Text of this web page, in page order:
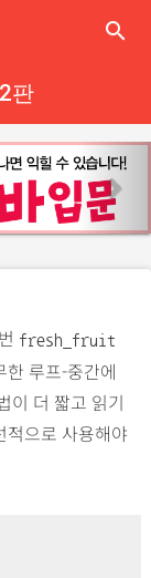
close
search
판
n
e
x
fresh_fruit
루프-중간에
이 더 짧고 읽기
적으로 사용해야